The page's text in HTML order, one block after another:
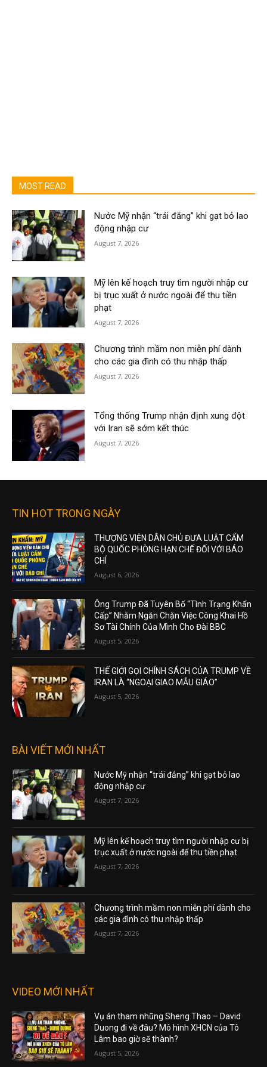
MOST READ
Nước Mỹ nhận “trái đắng” khi gạt bỏ lao
động nhập cư
August 7, 2026
Mỹ lên kế hoạch truy tìm người nhập cư
bị trục xuất ở nước ngoài để thu tiền
phạt
August 7, 2026
Chương trình mầm non miễn phí dành
cho các gia đình có thu nhập thấp
August 7, 2026
Tổng thống Trump nhận định xung đột
với Iran sẽ sớm kết thúc
August 7, 2026
TIN HOT TRONG NGÀY
THƯỢNG VIỆN DÂN CHỦ ĐƯA LUẬT CẤM
BỘ QUỐC PHÒNG HẠN CHẾ ĐỐI VỚI BÁO
CHÍ
August 6, 2026
Ông Trump Đã Tuyên Bố “Tình Trạng Khẩn
Cấp” Nhằm Ngăn Chặn Việc Công Khai Hồ
Sơ Tài Chính Của Mình Cho Đài BBC
August 5, 2026
THẾ GIỚI GỌI CHÍNH SÁCH CỦA TRUMP VỀ
IRAN LÀ “NGOẠI GIAO MẪU GIÁO”
August 5, 2026
BÀI VIẾT MỚI NHẤT
Nước Mỹ nhận “trái đắng” khi gạt bỏ lao
động nhập cư
August 7, 2026
Mỹ lên kế hoạch truy tìm người nhập cư bị
trục xuất ở nước ngoài để thu tiền phạt
August 7, 2026
Chương trình mầm non miễn phí dành cho
các gia đình có thu nhập thấp
August 7, 2026
VIDEO MỚI NHẤT
Vụ án tham nhũng Sheng Thao – David
Duong đi về đâu? Mô hình XHCN của Tô
Lâm bao giờ sẽ thành?
August 5, 2026